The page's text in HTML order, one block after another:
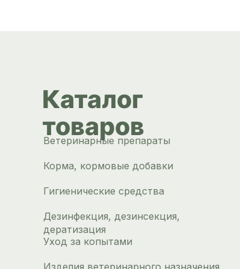
Каталог
товаров
Ветеринарные препараты
Корма, кормовые добавки
Гигиенические средства
Дезинфекция, дезинсекция,
дератизация
Уход за копытами
Изделия ветеринарного назначения